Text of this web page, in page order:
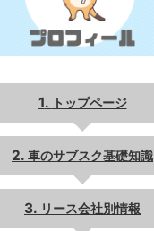
トップページ
車のサブスク基礎知識
リース会社別情報